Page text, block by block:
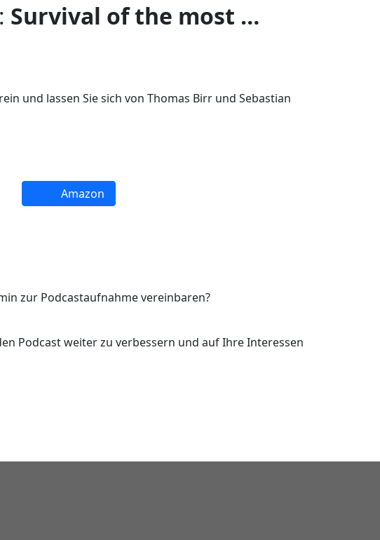
Survival of the most …
und lassen Sie sich von Thomas Birr und Sebastian
Amazon
zur Podcastaufnahme vereinbaren?
Podcast weiter zu verbessern und auf Ihre Interessen